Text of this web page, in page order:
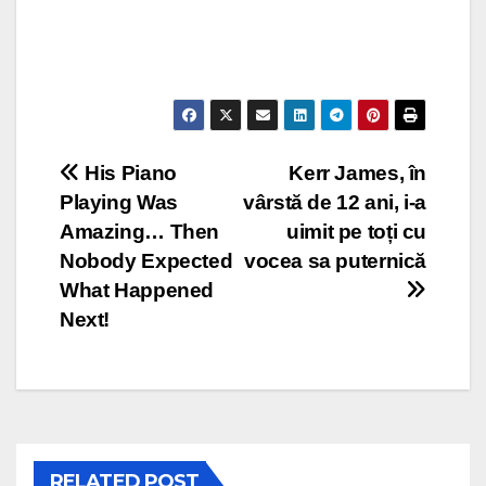
Post
navigation
Kerr James, în
vârstă de 12 ani, i-a
uimit pe toți cu
vocea sa puternică
His Piano
Playing Was
Amazing… Then
Nobody Expected
What Happened
Next!
RELATED POST